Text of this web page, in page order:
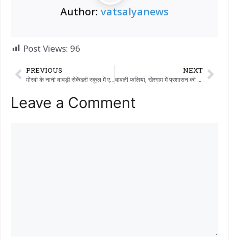
Author: vatsalyanews
Post Views: 96
PREVIOUS
मोरबी के नानी वावड़ी सेकेंडरी स्कूल में एक स्टूडेंट के फेयरवेल सेरेमनी में, इस्कॉन भक्तों ने भगवद गीता का गिफ्ट दिया।
NEXT
Leave a Comment